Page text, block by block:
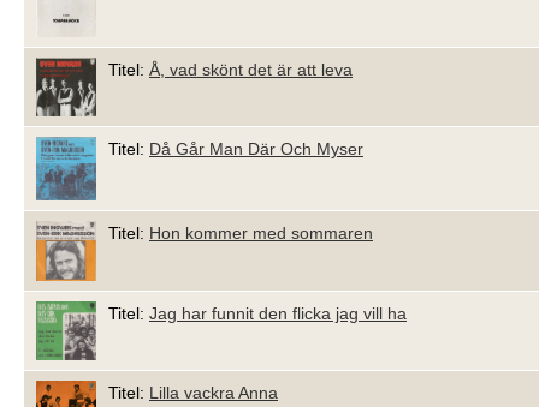
Titel: Å, vad skönt det är att leva
Titel: Då Går Man Där Och Myser
Titel: Hon kommer med sommaren
Titel: Jag har funnit den flicka jag vill ha
Titel: Lilla vackra Anna